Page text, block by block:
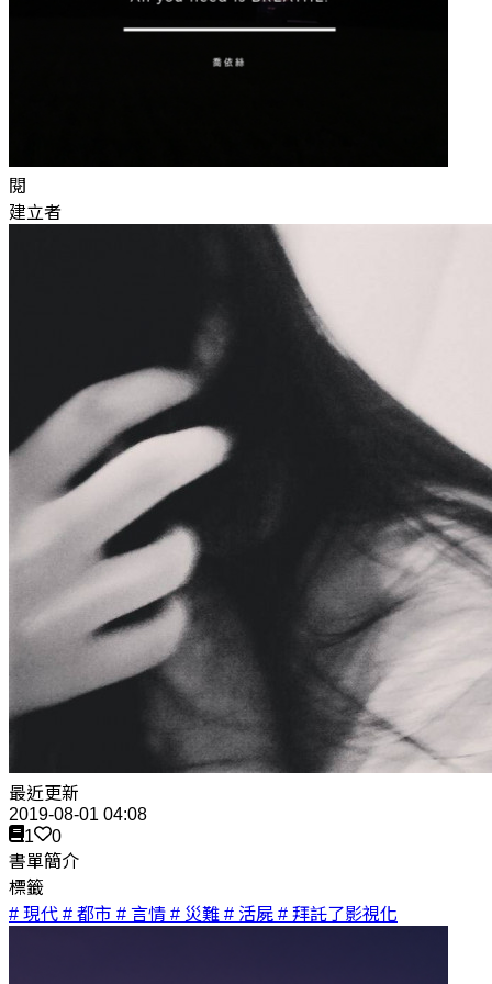
閱
建立者
最近更新
2019-08-01 04:08
1
0
書單簡介
標籤
# 現代 # 都市 # 言情 # 災難 # 活屍 # 拜託了影視化